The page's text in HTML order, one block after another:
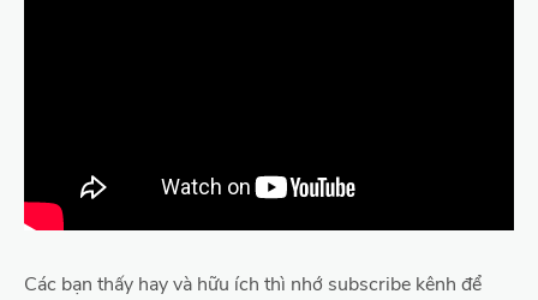
Các bạn thấy hay và hữu ích thì nhớ subscribe kênh để